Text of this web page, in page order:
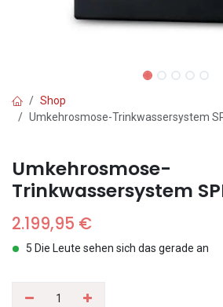
Shop
Umkehrosmose-Trinkwassersystem
Umkehrosmose-
Trinkwassersystem
2.199,95 €
5 Die Leute sehen sich das gerade an